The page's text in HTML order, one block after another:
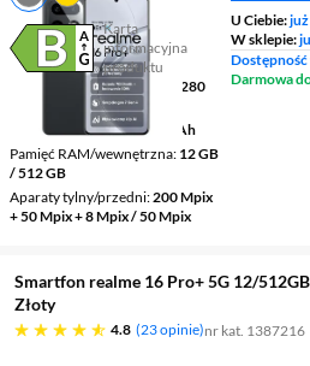
Karta
informacyjna
produktu
Plik w formacie pdf
(otworzy się w nowym oknie)
6,8 " 2800 x 1280
pikseli AMOLED
Pojemność baterii 7000 mAh
Pamięć RAM/wewnętrzna 12 GB
/ 512 GB
Aparaty tylny/przedni 200 Mpix
+ 50 Mpix + 8 Mpix / 50 Mpix
U Ciebie:
W sklepie:
Dostępność
Darmowa
Smartfon realme 16 Pro+ 5G 12/
Złoty
4.8
4.8 gwiazdek 23 opinie nr kat. 1387216